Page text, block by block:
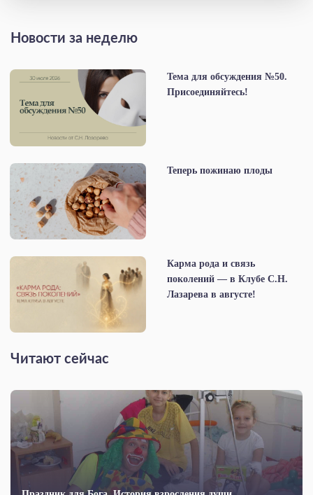
Новости за неделю
Тема для обсуждения №50.
Присоединяйтесь!
Теперь пожинаю плоды
Карма рода и связь
поколений — в Клубе С.Н.
Лазарева в августе!
Читают сейчас